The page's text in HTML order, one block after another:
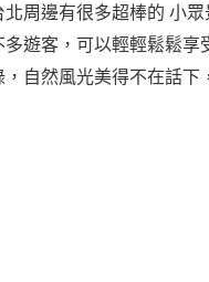
北周邊有很多超棒的 小
多遊客，可以輕輕鬆鬆享
，自然風光美得不在話下